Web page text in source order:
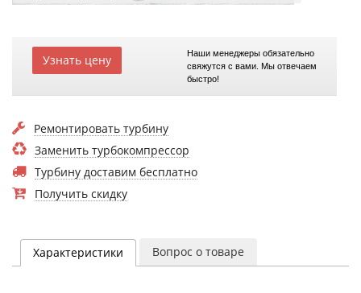
Узнать цену
Наши менеджеры обязательно
свяжутся с вами. Мы отвечаем
быстро!
Ремонтировать турбину
Заменить турбокомпрессор
Турбину доставим бесплатно
Получить скидку
Характеристики Вопрос о товаре